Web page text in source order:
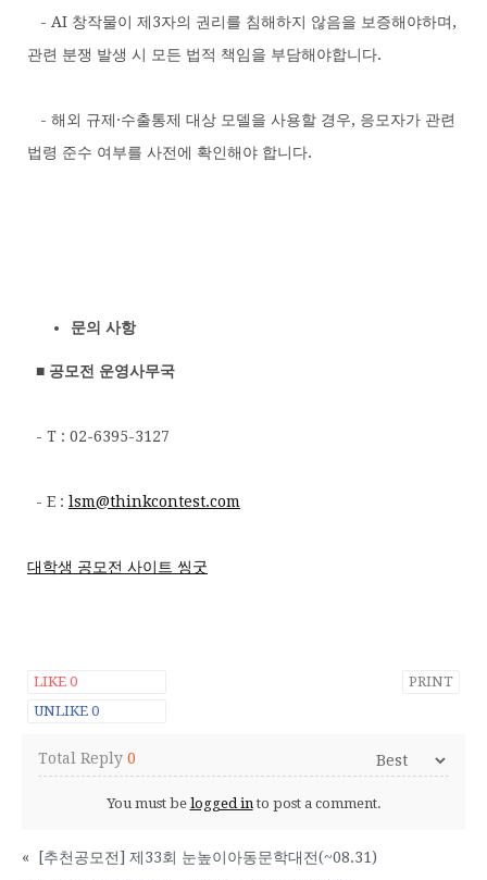
- AI 창작물이 제3자의 권리를 침해하지 않음을 보증해야하며,
관련 분쟁 발생 시 모든 법적 책임을 부담해야합니다.
- 해외 규제·수출통제 대상 모델을 사용할 경우, 응모자가 관련
법령 준수 여부를 사전에 확인해야 합니다.
문의 사항
■ 공모전 운영사무국
- T : 02-6395-3127
- E : lsm@thinkcontest.com
대학생 공모전 사이트 씽굿
LIKE 0
UNLIKE 0
PRINT
Total Reply 0
You must be logged into post a comment.
«
[추천공모전] 제33회 눈높이아동문학대전(~08.31)